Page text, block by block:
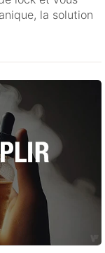
la solution